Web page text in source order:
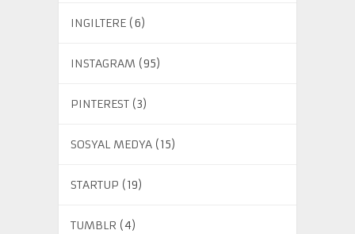
INGILTERE(6)
INSTAGRAM (95)
PINTEREST(3)
SOSYAL MEDYA(15)
STARTUP (19)
TUMBLR (4)